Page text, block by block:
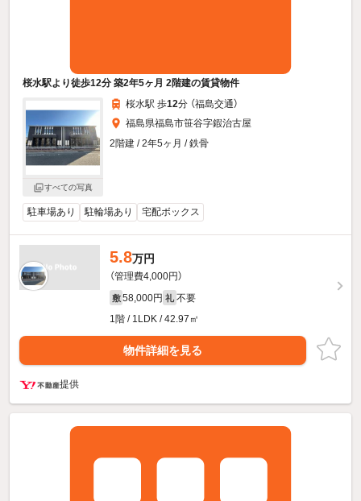
桜水駅より徒歩12分 築2年5ヶ月 2階建の賃貸物件
すべての写真
桜水駅 歩12分 （福島交通）
福島県福島市笹谷字鍜治古屋
2階建 / 2年5ヶ月 / 鉄骨
駐車場あり 駐輪場あり 宅配ボックス
5.8万円
（管理費4,000円）
敷 58,000円 礼 不要
1階 / 1LDK / 42.97㎡
物件詳細を見る
提供